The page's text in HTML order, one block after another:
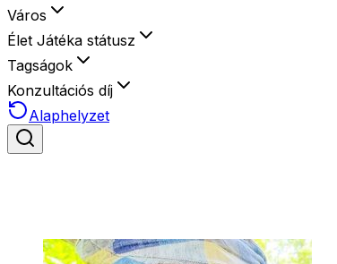
Város
Élet Játéka státusz
Tagságok
Konzultációs díj
Alaphelyzet